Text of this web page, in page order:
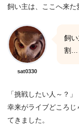
飼い主は、ここへ来た
sat0330
飼
割…
「挑戦したい人～？」
幸来がライブどころ
てきました。